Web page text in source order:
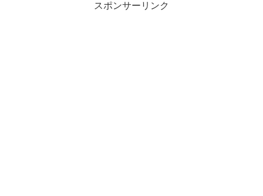
スポンサーリンク